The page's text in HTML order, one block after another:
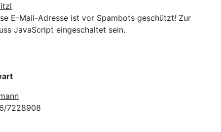
E-Mail-Adresse ist vor Spambots geschützt! Zur
JavaScript eingeschaltet sein.
7228908